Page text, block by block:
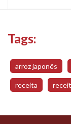
Tags:
arroz japonês
receita